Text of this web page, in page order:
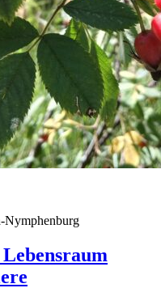
Nymphenburg